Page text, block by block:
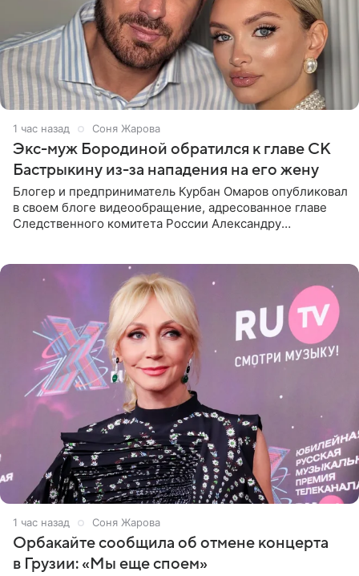
1 час назад Соня Жарова
Экс-муж Бородиной обратился к главе СК
Бастрыкину из-за нападения на его жену
Блогер и предприниматель Курбан Омаров опубликовал
в своем блоге видеообращение, адресованное главе
Следственного комитета России Александру
1 час назад Соня Жарова
Орбакайте сообщила об отмене концерта
в Грузии: «Мы еще споем»